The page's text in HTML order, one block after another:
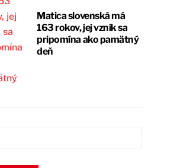
Matica slovenská má
163 rokov, jej vznik sa
pripomína ako pamätný
deň